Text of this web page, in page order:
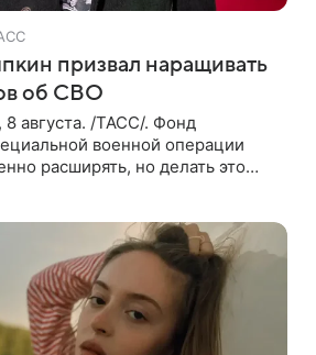
призвал наращивать
об СВО
августа. /ТАСС/. Фонд
военной операции
расширять, но делать это